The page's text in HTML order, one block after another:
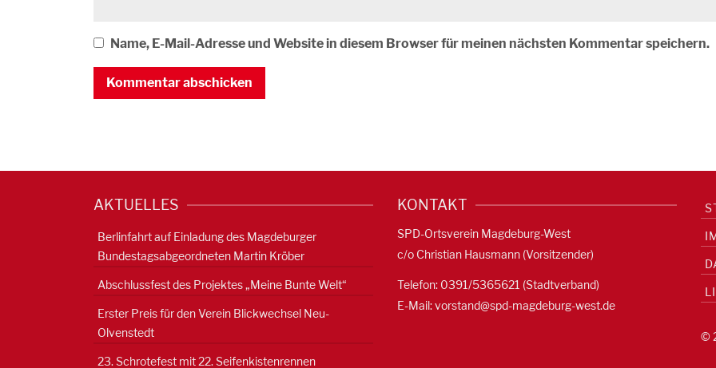
Name, E-Mail-Adresse und Website in diesem Browser für meinen nächsten Kommentar speichern.
AKTUELLES
Berlinfahrt auf Einladung des Magdeburger
Bundestagsabgeordneten Martin Kröber
Abschlussfest des Projektes „Meine Bunte Welt“
Erster Preis für den Verein Blickwechsel Neu-
Olvenstedt
23. Schrotefest mit 22. Seifenkistenrennen
KONTAKT
SPD-Ortsverein Magdeburg-West
c/o Christian Hausmann (Vorsitzender)
Telefon: 0391/5365621 (Stadtverband)
E-Mail:vorstand@spd-magdeburg-west.de
©